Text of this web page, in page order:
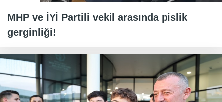
MHP ve İYİ Partili vekil arasında pislik
gerginliği!